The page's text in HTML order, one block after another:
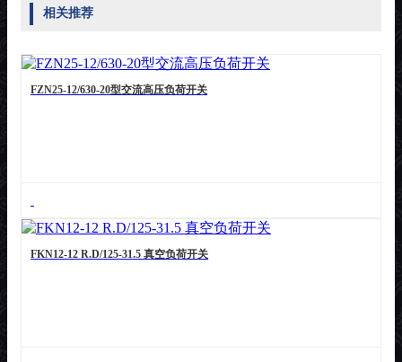
相关推荐
FZN25-12/630-20型交流高压负荷开关
FKN12-12 R.D/125-31.5 真空负荷开关